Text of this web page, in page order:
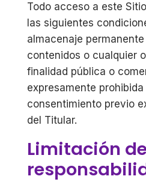
Todo acceso a este
las siguientes
almacenaje
contenidos o cualquier
finalidad pública o
expresamente prohibida
consentimiento previo
del Titular.
Limitación